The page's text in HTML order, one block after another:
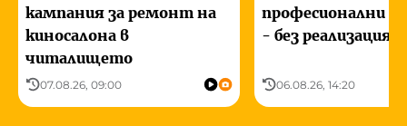
кампания за ремонт на
киносалона в
читалището
07.08.26, 09:00
професионални
- без реализация
06.08.26, 14:20